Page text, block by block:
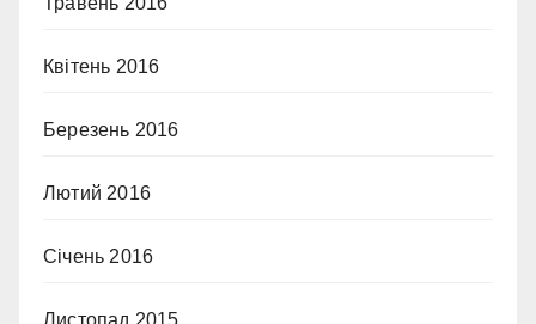
Квітень 2016
Березень 2016
Лютий 2016
Січень 2016
Листопад 2015